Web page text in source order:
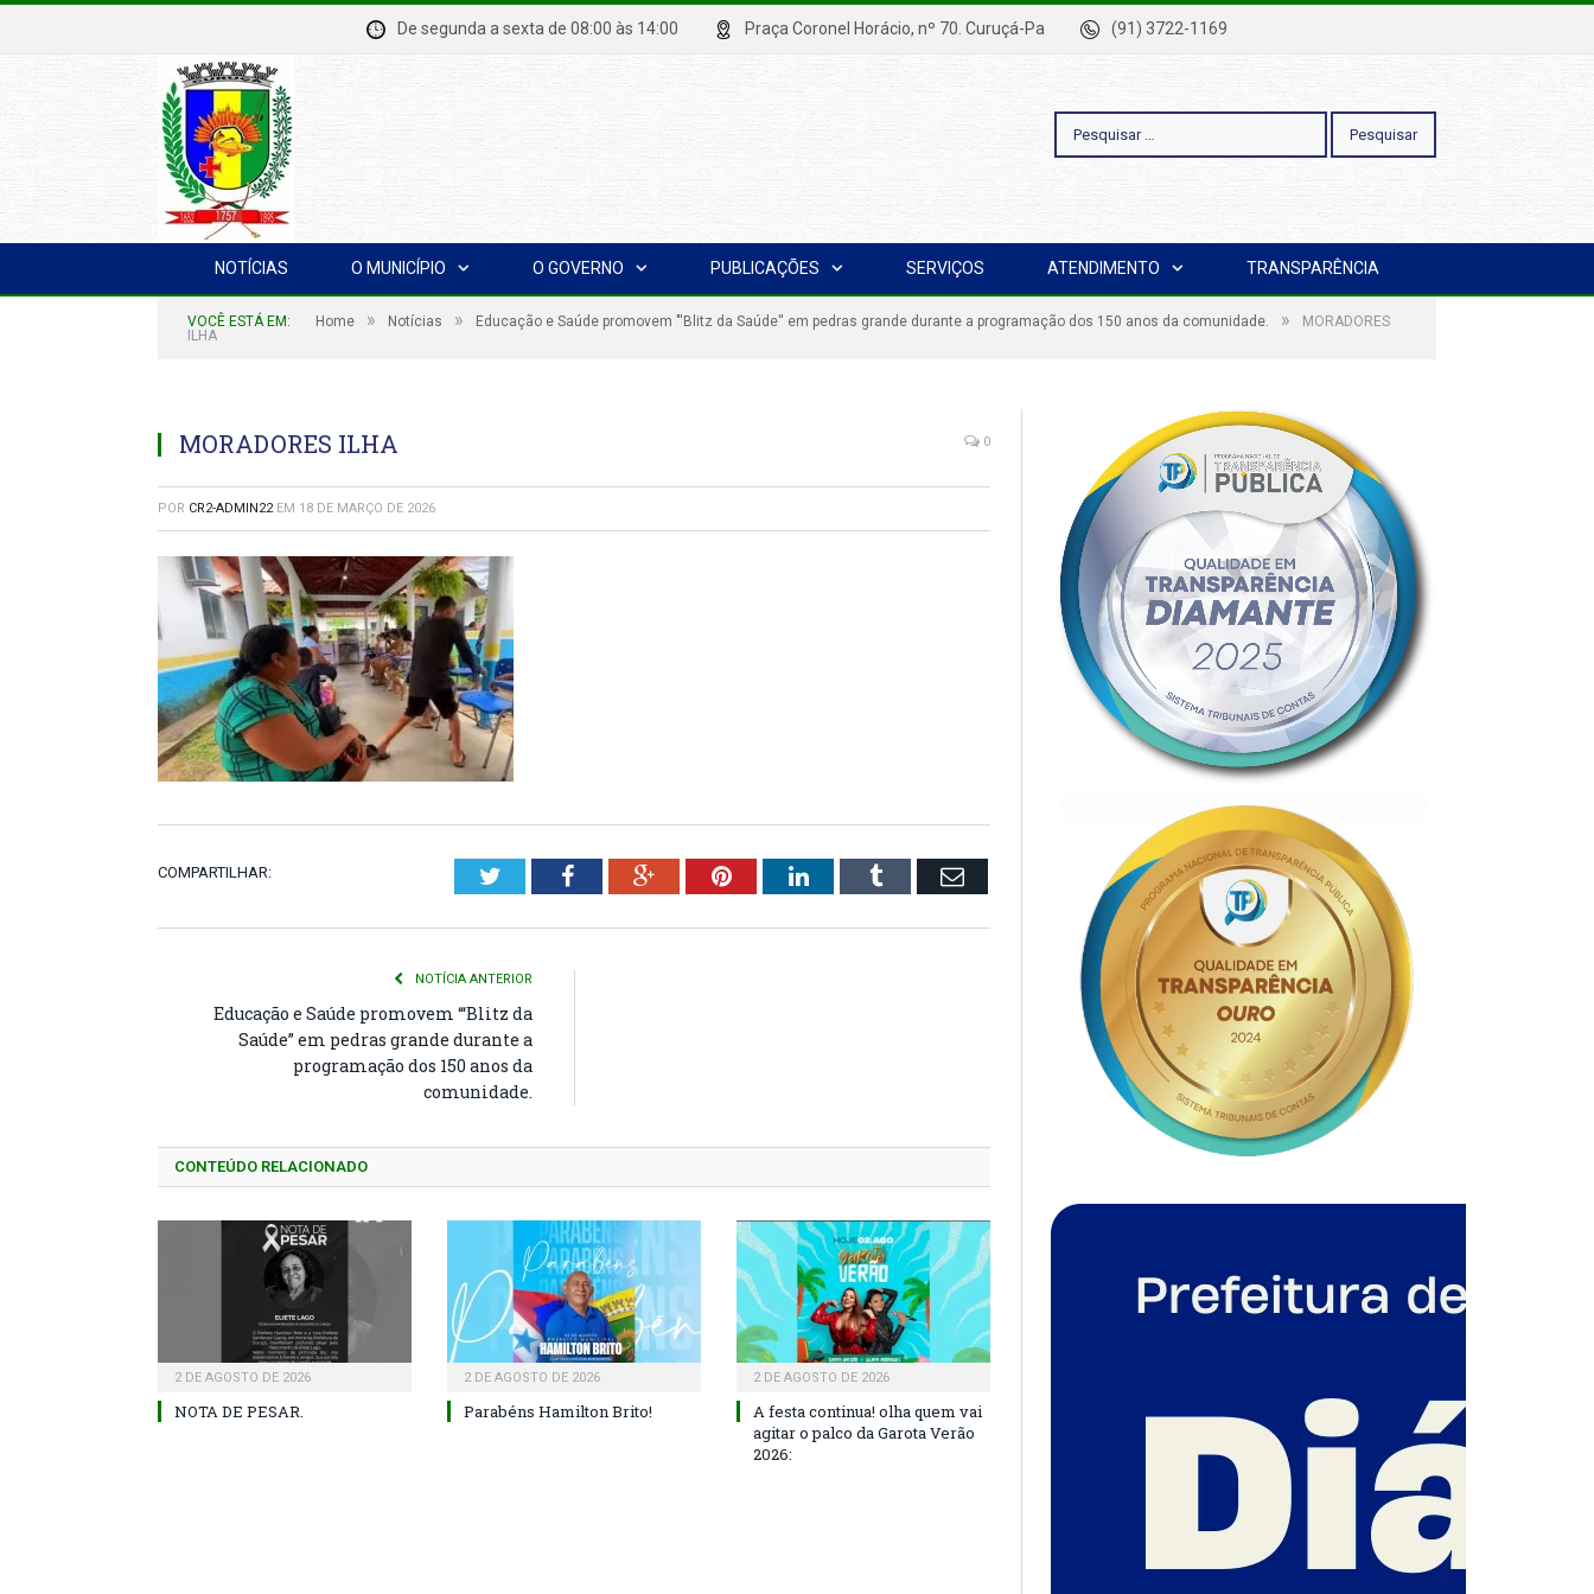
De segunda a sexta de 08:00 às 14:00 Praça Coronel Horácio, nº 70. Curuçá-Pa (91) 3722-1169
Pesquisar
por:
NOTÍCIAS O MUNICÍPIO O GOVERNO PUBLICAÇÕES SERVIÇOS ATENDIMENTO TRANSPARÊNCIA
VOCÊ ESTÁ EM: Home » Notícias » Educação e Saúde promovem "'Blitz da Saúde'' em pedras grande durante a programação dos 150 anos da comunidade. »
MORADORES
ILHA
MORADORES ILHA 0
POR CR2-ADMIN22 EM 18 DE MARÇO DE 2026
COMPARTILHAR: TwitterFacebookGoogle+PinterestLinkedInTumblr Email
NOTÍCIA ANTERIOR
Educação e Saúde promovem “‘Blitz da
Saúde” em pedras grande durante a
programação dos 150 anos da
comunidade.
CONTEÚDO RELACIONADO
2 DE AGOSTO DE 2026
NOTA DE PESAR.
2 DE AGOSTO DE 2026
Parabéns Hamilton Brito!
2 DE AGOSTO DE 2026
A festa continua! olha quem vai
agitar o palco da Garota Verão
2026: